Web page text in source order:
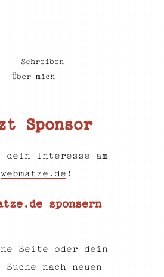
Schreiben
Über mich
Sponsor
dein Interesse am
webmatze.de !
sponsern
Seite oder dein
nach neuen